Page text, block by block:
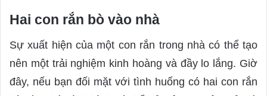
Hai con rắn bò vào nhà
Sự xuất hiện của một con rắn trong nhà có thể tạo
nên một trải nghiệm kinh hoàng và đầy lo lắng. Giờ
đây, nếu bạn đối mặt với tình huống có hai con rắn